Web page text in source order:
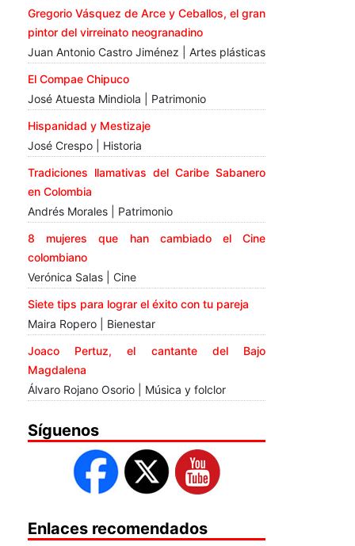
Gregorio Vásquez de Arce y Ceballos, el gran
pintor del virreinato neogranadino
Juan Antonio Castro Jiménez | Artes plásticas
El Compae Chipuco
José Atuesta Mindiola | Patrimonio
Hispanidad y Mestizaje
José Crespo | Historia
Tradiciones llamativas del Caribe Sabanero
en Colombia
Andrés Morales | Patrimonio
8 mujeres que han cambiado el Cine
colombiano
Verónica Salas | Cine
Siete tips para lograr el éxito con tu pareja
Maira Ropero | Bienestar
Joaco Pertuz, el cantante del Bajo
Magdalena
Álvaro Rojano Osorio | Música y folclor
Síguenos
Enlaces recomendados